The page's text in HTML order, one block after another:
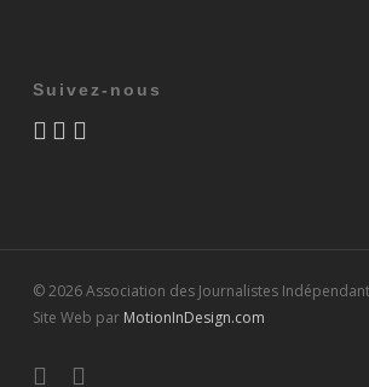
Suivez-nous
© 2026 Association des Journalistes
Site Web par MotionInDesign.com
twitterfacebook